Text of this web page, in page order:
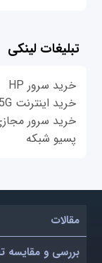
تبلیغات لینکی
خرید سرور HP
خرید اینترنت 5G
خرید سرور
پسیو شبکه
مقالات
بررسی و مقایسه